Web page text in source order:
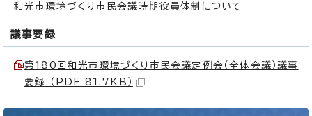
和光市環境づくり市民会議時期役員体制について
議事要録
第180回和光市環境づくり市民会議定例会（全体会議）議事
要録 （PDF 81.7KB）